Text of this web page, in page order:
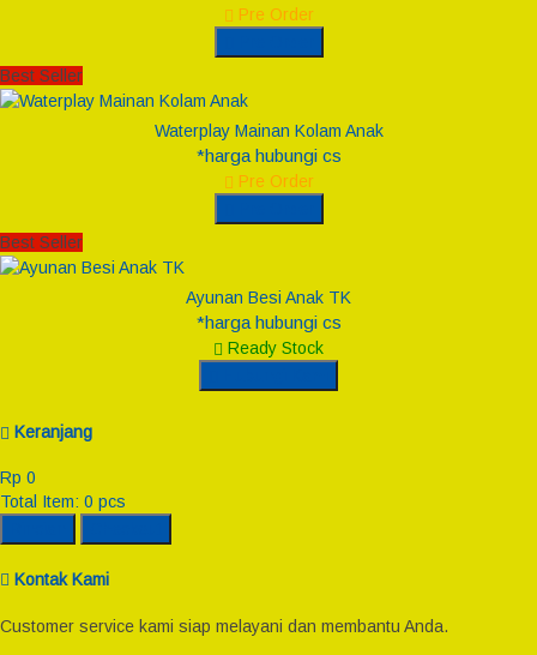
Pre Order
Best Seller
Waterplay Mainan Kolam Anak
*harga hubungi cs
Pre Order
Best Seller
Ayunan Besi Anak TK
*harga hubungi cs
Ready Stock
Keranjang
Rp 0
Total Item: 0 pcs
Kontak Kami
Customer service kami siap melayani dan membantu Anda.